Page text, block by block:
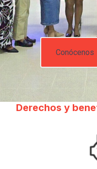
Conócenos
Derechos y